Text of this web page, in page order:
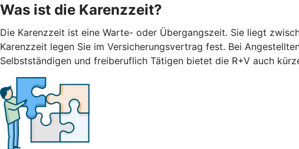
Was ist die Karenzzeit?
Die Karenzzeit ist eine Warte- oder Übergangszeit. Sie liegt
Karenzzeit legen Sie im Versicherungsvertrag fest. Bei
Selbstständigen und freiberuflich Tätigen bietet die R+V auch